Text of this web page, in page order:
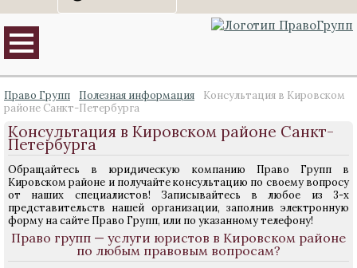
Право Групп Полезная информация
Консультация в Кировском
районе Санкт-Петербурга
Консультация в Кировском районе Санкт-
Петербурга
Обращайтесь в юридическую компанию Право Групп в
Кировском районе и получайте консультацию по своему вопросу
от наших специалистов! Записывайтесь в любое из 3-х
представительств нашей организации, заполнив электронную
форму на сайте Право Групп, или по указанному телефону!
Право групп — услуги юристов в Кировском районе
по любым правовым вопросам?